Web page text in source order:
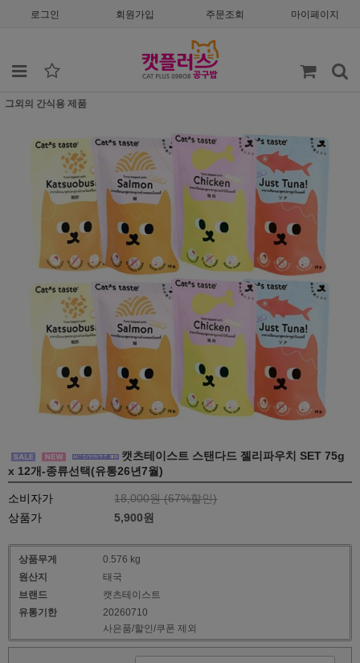
로그인 회원가입 주문조회 마이페이지
그외의 간식용 제품
캣츠테이스트 스탠다드 젤리파우치 SET 75g
x 12개-종류선택(유통26년7월)
소비자가 18,000원 (67%할인)
상품가
5,900원
상품무게
0.576 kg
원산지
태국
브랜드
캣츠테이스트
유통기한
20260710
사은품/할인/쿠폰 제외